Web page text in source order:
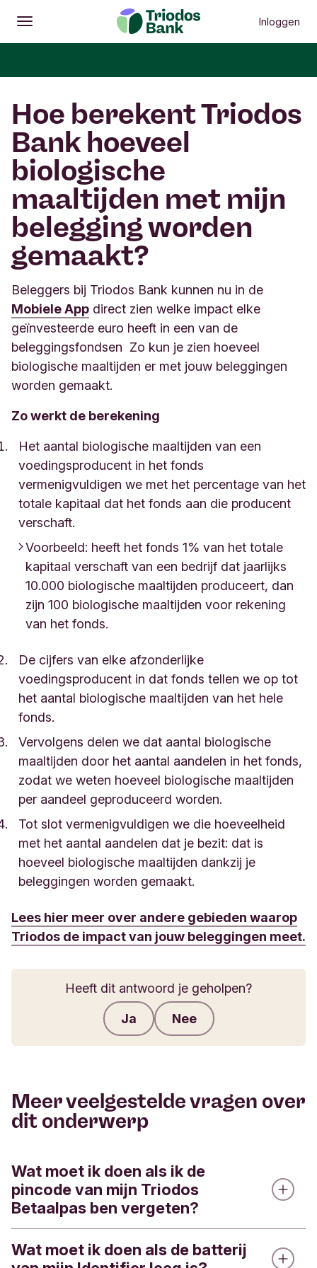
Openen
Hoofdmenu Inloggen
Hoe berekent Triodos
Bank hoeveel
biologische
maaltijden met mijn
belegging worden
gemaakt?
Beleggers bij Triodos Bank kunnen nu in de
Mobiele App direct zien welke impact elke
geïnvesteerde euro heeft in een van de
beleggingsfondsen Zo kun je zien hoeveel
biologische maaltijden er met jouw beleggingen
worden gemaakt.
Zo werkt de berekening
Het aantal biologische maaltijden van een
voedingsproducent in het fonds
vermenigvuldigen we met het percentage van het
totale kapitaal dat het fonds aan die producent
verschaft.
Voorbeeld: heeft het fonds 1% van het totale
kapitaal verschaft van een bedrijf dat jaarlijks
10.000 biologische maaltijden produceert, dan
zijn 100 biologische maaltijden voor rekening
van het fonds.
De cijfers van elke afzonderlijke
voedingsproducent in dat fonds tellen we op tot
het aantal biologische maaltijden van het hele
fonds.
Vervolgens delen we dat aantal biologische
maaltijden door het aantal aandelen in het fonds,
zodat we weten hoeveel biologische maaltijden
per aandeel geproduceerd worden.
Tot slot vermenigvuldigen we die hoeveelheid
met het aantal aandelen dat je bezit: dat is
hoeveel biologische maaltijden dankzij je
beleggingen worden gemaakt.
Lees hier meer over andere gebieden waarop
Triodos de impact van jouw beleggingen meet.
Heeft dit antwoord je geholpen?
Ja Nee
Meer veelgestelde vragen over
dit onderwerp
Wat moet ik doen als ik de
pincode van mijn Triodos
Betaalpas ben vergeten?
Je kunt de pincode van je Triodos Betaalpas via
Wat moet ik doen als de batterij